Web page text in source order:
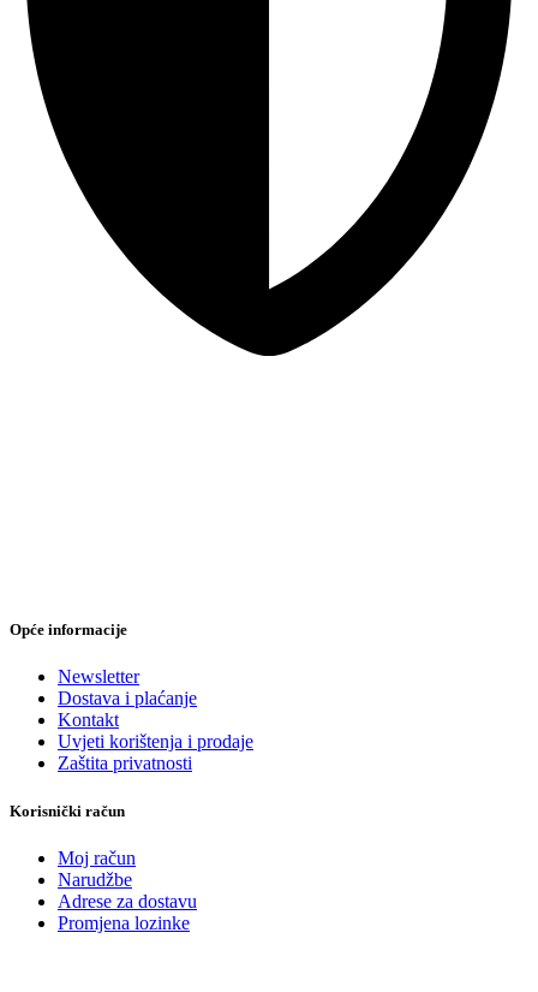
Opće informacije
Newsletter
Dostava i plaćanje
Kontakt
Uvjeti korištenja i prodaje
Zaštita privatnosti
Korisnički račun
Moj račun
Narudžbe
Adrese za dostavu
Promjena lozinke